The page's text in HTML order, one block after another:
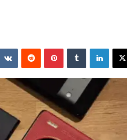
لينكدإن بينتيريست